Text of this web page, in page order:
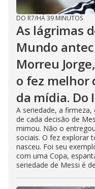
DO R7/HÁ 39 MINUTOS
As lágrimas
Mundo
Morreu
o fez melhor
da mídia. Do
A seriedade, a
de cada decisão de
mimou. Não o
sociais. O fez explorar
nasceu. Foi seu
com uma Copa,
seriedade de Messi é